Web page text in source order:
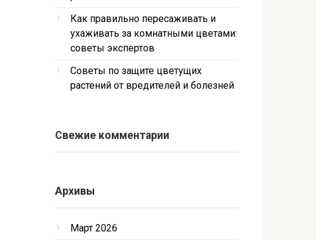
Как правильно пересаживать и
ухаживать за комнатными цветами:
советы экспертов
Советы по защите цветущих
растений от вредителей и болезней
Свежие комментарии
Архивы
Март 2026